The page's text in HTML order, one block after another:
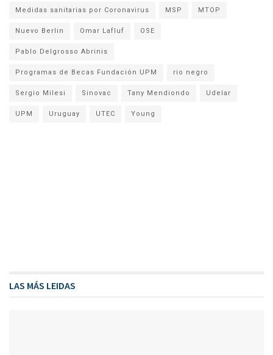
Medidas sanitarias por Coronavirus MSP MTOP
Nuevo Berlin Omar Lafluf OSE
Pablo Delgrosso Abrinis
Programas de Becas Fundación UPM rio negro
Sergio Milesi Sinovac Tany Mendiondo Udelar
UPM Uruguay UTEC Young
LAS MÁS LEIDAS